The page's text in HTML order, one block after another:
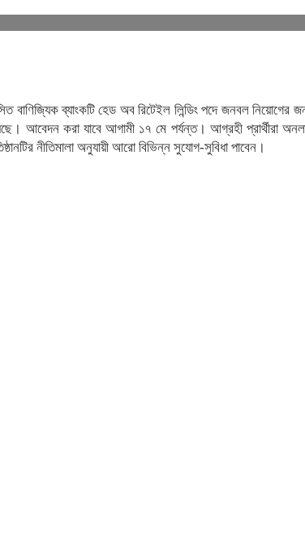
বাণিজ্যিক ব্যাংকটি হেড অব রিটেইল লিন্ডিং পদে জনবল নিয়োগের
আবেদন করা যাবে আগামী ১৭ মে পর্যন্ত। আগ্রহী প্রার্থীরা
নীতিমালা অনুযায়ী আরো বিভিন্ন সুযোগ-সুবিধা পাবেন।